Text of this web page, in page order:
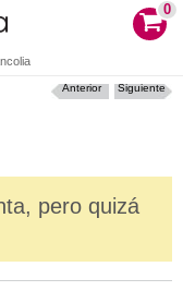
0
Siguiente
Anterior
pero quizá